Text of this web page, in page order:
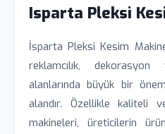
Isparta Pleksi
İsparta Pleksi Kesim
reklamcılık,
alanlarında büyük bir
alandır. Özellikle kaliteli
makineleri, üreticilerin